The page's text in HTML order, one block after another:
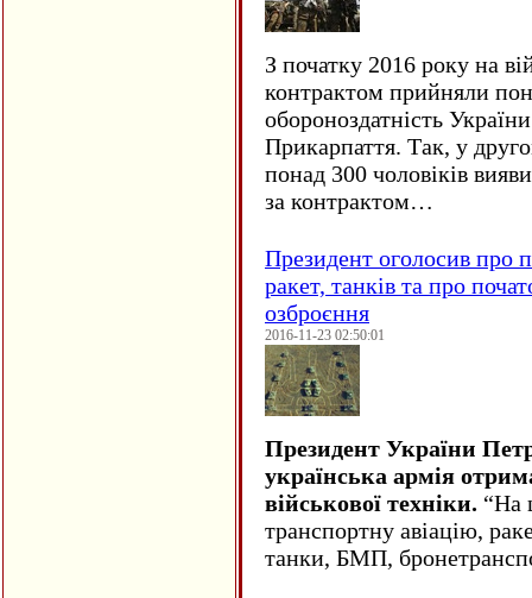
З початку 2016 року на
контрактом прийняли
обороноздатність
Прикарпаття. Так, у
понад 300 чоловіків
за контрактом…
Президент оголосив про
ракет, танків та про
озброєння
2016-11-23 02:50:01
Президент України
українська армія
військової техніки. “На
транспортну авіацію,
танки, БМП,